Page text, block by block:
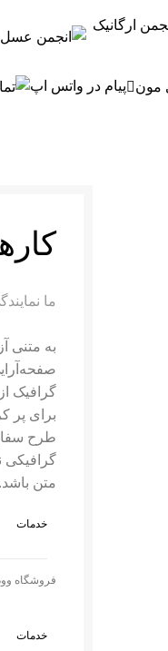
مون پیام در واتس اپ
ما
به متنی
گرافیک
برای پر
طرح
گرافیکی
متن باشد.
خدمات
فروشگاه
خدمات